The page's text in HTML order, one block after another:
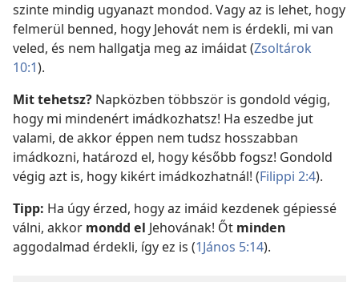
szinte mindig ugyanazt mondod. Vagy az is lehet, hogy
felmerül benned, hogy Jehovát nem is érdekli, mi van
veled, és nem hallgatja meg az imáidat (Zsoltárok
10:1).
Mit tehetsz? Napközben többször is gondold végig,
hogy mi mindenért imádkozhatsz! Ha eszedbe jut
valami, de akkor éppen nem tudsz hosszabban
imádkozni, határozd el, hogy később fogsz! Gondold
végig azt is, hogy kikért imádkozhatnál! (Filippi 2:4).
Tipp: Ha úgy érzed, hogy az imáid kezdenek gépiessé
válni, akkor mondd el Jehovának! Őt minden
aggodalmad érdekli, így ez is (1János 5:14).